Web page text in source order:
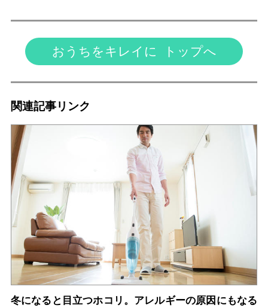
おうちをキレイに トップへ
関連記事リンク
冬になると目立つホコリ。アレルギーの原因にもなる